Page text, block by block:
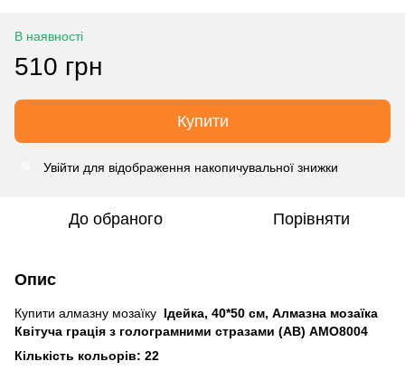
В наявності
510 грн
Купити
Увійти для відображення накопичувальної знижки
До обраного Порівняти
Опис
Купити алмазну мозаїку Ідейка, 40*50 см, Алмазна мозаїка
Квітуча грація з голограмними стразами (AB) AMO8004
Кількість кольорів: 22